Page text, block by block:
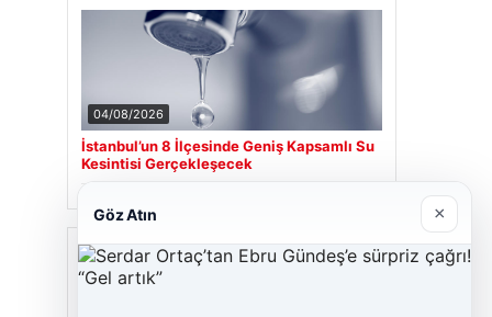
04/08/2026
İstanbul’un 8 İlçesinde Geniş Kapsamlı Su
Kesintisi Gerçekleşecek
Son Eklenen Firmalar
Göz Atın ×